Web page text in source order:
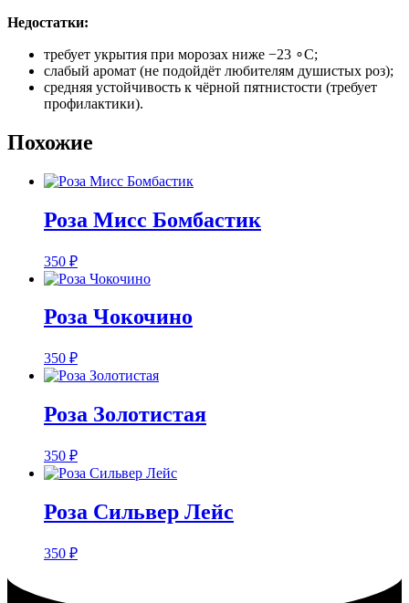
Недостатки:
требует укрытия при морозах ниже −23 ∘C;
слабый аромат (не подойдёт любителям душистых роз);
средняя устойчивость к чёрной пятнистости (требует
профилактики).
Похожие
Роза Мисс Бомбастик
350 ₽
Роза Чокочино
350 ₽
Розa Золотистая
350 ₽
Розa Сильвер Лейс
350 ₽